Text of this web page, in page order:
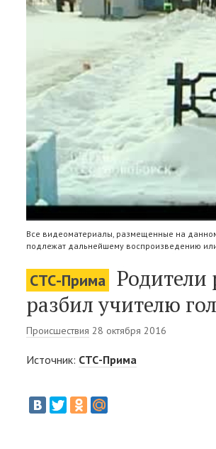
Все видеоматериалы, размещенные на
подлежат дальнейшему воспроизведению
СТС-Прима Родители
разбил учителю
Происшествия 28 октября 2016
Источник: СТС-Прима